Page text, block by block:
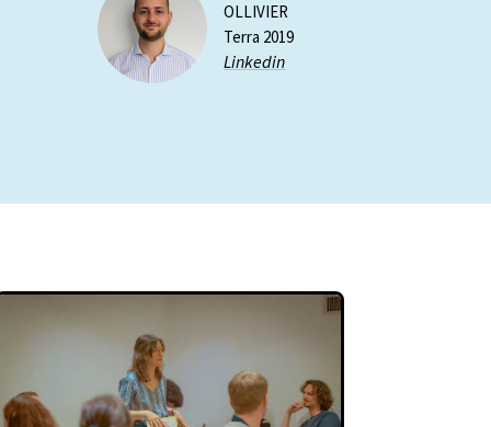
OLLIVIER
Terra 2019
Linkedin